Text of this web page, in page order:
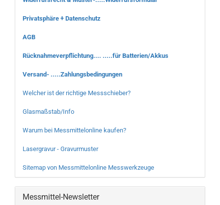
Privatsphäre + Datenschutz
AGB
Rücknahmeverpflichtung.... .....für Batterien/Akkus
Versand- .....Zahlungsbedingungen
Welcher ist der richtige Messschieber?
Glasmaßstab/Info
Warum bei Messmittelonline kaufen?
Lasergravur - Gravurmuster
Sitemap von Messmittelonline Messwerkzeuge
Messmittel-Newsletter